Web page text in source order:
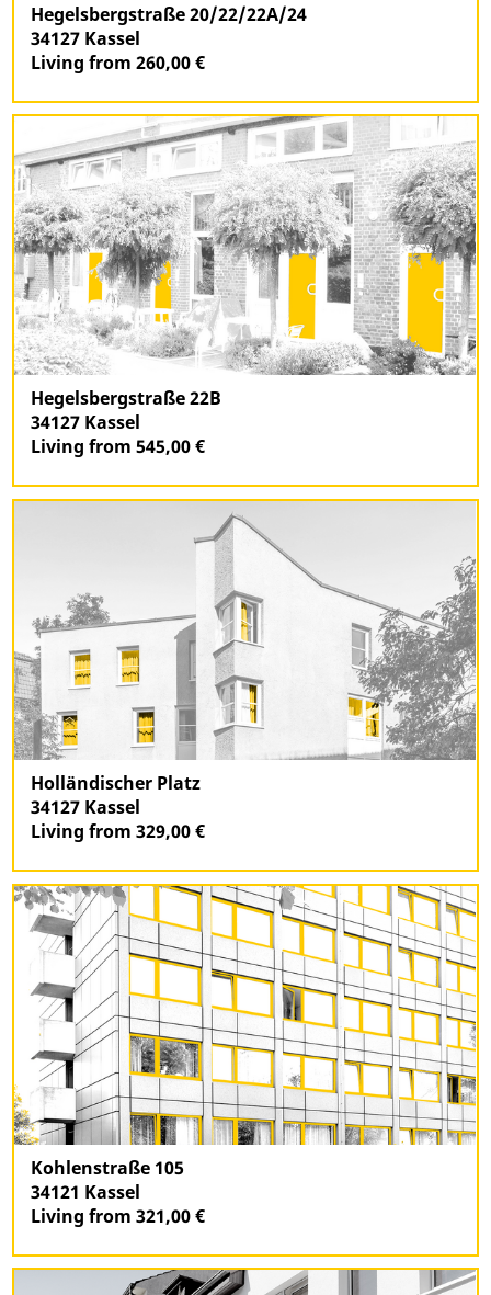
Hegelsbergstraße 20/22/22A/24
34127 Kassel
Living from 260,00 €
Hegelsbergstraße 22B
34127 Kassel
Living from 545,00 €
Holländischer Platz
34127 Kassel
Living from 329,00 €
Kohlenstraße 105
34121 Kassel
Living from 321,00 €